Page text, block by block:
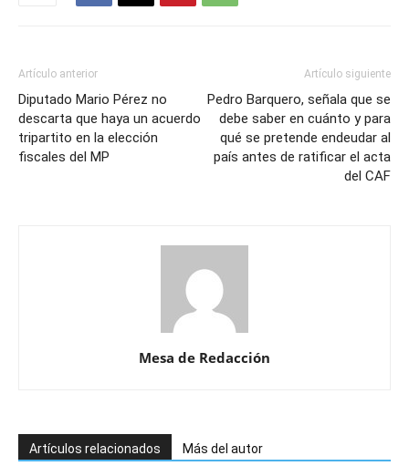
Artículo anterior
Diputado Mario Pérez no
descarta que haya un acuerdo
tripartito en la elección
fiscales del MP
Artículo siguiente
Pedro Barquero, señala que se
debe saber en cuánto y para
qué se pretende endeudar al
país antes de ratificar el acta
del CAF
Mesa de Redacción
Artículos relacionados Más del autor